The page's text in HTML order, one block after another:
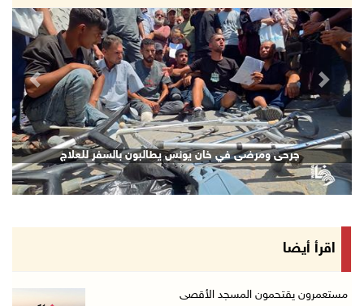
09/آب/2026 12:00 م
"استشاري فتح" ينعى القائد الوطنيّ السفير دياب ...
مستعمرون يتلفون مزروعات بعد رعي مواشيهم في أر ...
09/آب/2026 11:47 ص
73,386 شهيدا و174,250 مصابا منذ بدء حرب الإبا ...
09/آب/2026 11:35 ص
"فتح" تنعي القائد الوطنيّ السفير دياب اللوح
الرئيس ينعى سفير فلسطين لدى مصر القائد الوطني ...
وفاة سفير فلسطين لدى مصر القائد الوطني دياب ا ...
جرحى ومرضى في خان يونس يطالبون بالسفر للعلاج
Next
اقرأ أيضا
مستعمرون يقتحمون المسجد الأقصى